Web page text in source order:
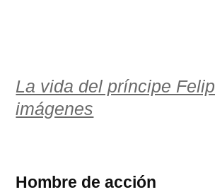
La vida del príncipe
imágenes
Hombre de acción